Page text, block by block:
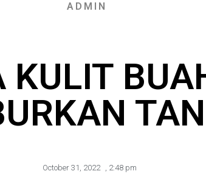
ADMIN
KULIT
October 31, 2022 , 2:48 pm